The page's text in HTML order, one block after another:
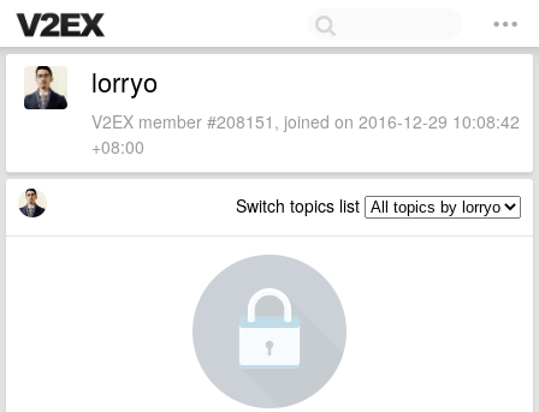
lorryo
V2EX member #208151, joined on 2016-12-29 10:08:42
+08:00
Switch topics list